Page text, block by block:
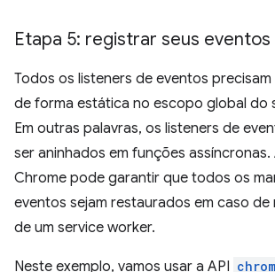
Etapa 5: registrar seus eventos
Todos os listeners de eventos
de forma estática no escopo global do
Em outras palavras, os listeners de
ser aninhados em funções assíncronas.
Chrome pode garantir que todos os
eventos sejam restaurados em caso de
de um service worker.
Neste exemplo, vamos usar a API